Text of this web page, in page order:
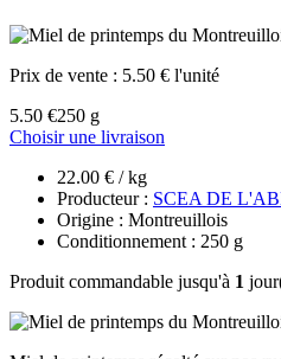
Prix de vente : 5.50 € l'unité
5.50 €250 g
Choisir une livraison
22.00 € / kg
Producteur : SCEA DE
Origine : Montreuillois
Conditionnement : 250 g
Produit commandable jusqu'à 1